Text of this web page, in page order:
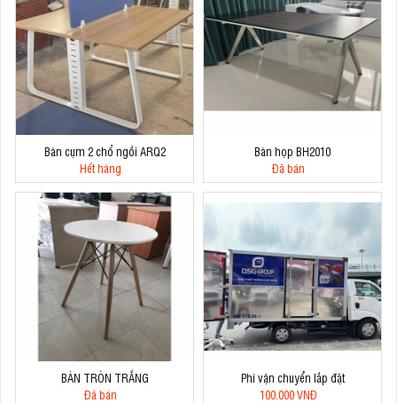
Bàn cụm 2 chổ ngồi ARQ2
Hết hàng
Bàn họp BH2010
Đã bán
BÀN TRÒN TRẮNG
Đã bán
Phí vận chuyển lắp đặt
100.000 VNĐ